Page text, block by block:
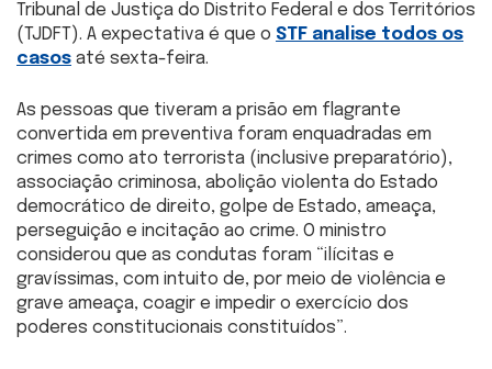
Tribunal de Justiça do Distrito Federal e dos Territórios
(TJDFT). A expectativa é que o STF analise todos os
casos até sexta-feira.
As pessoas que tiveram a prisão em flagrante
convertida em preventiva foram enquadradas em
crimes como ato terrorista (inclusive preparatório),
associação criminosa, abolição violenta do Estado
democrático de direito, golpe de Estado, ameaça,
perseguição e incitação ao crime. O ministro
considerou que as condutas foram “ilícitas e
gravíssimas, com intuito de, por meio de violência e
grave ameaça, coagir e impedir o exercício dos
poderes constitucionais constituídos”.